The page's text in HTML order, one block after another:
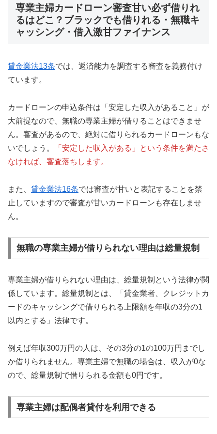
専業主婦カードローン審査甘い必ず借りれ
るはどこ？ブラックでも借りれる・無職キ
ャッシング・借入激甘ファイナンス
貸金業法13条では、返済能力を調査する審査を義務付け
ています。
カードローンの申込条件は「安定した収入があること」が
大前提なので、無職の専業主婦が借りることはできませ
ん。審査があるので、絶対に借りられるカードローンもな
いでしょう。
「安定した収入がある」という条件を満たさ
なければ、審査落ちします。
また、 貸金業法16条では審査が甘いと表記することを禁
止していますので審査が甘いカードローンも存在しませ
ん。
無職の専業主婦が借りられない理由は総量規制
専業主婦が借りられない理由は、総量規制という法律が関
係しています。総量規制とは、「貸金業者、クレジットカ
ードのキャッシングで借りられる上限額を年収の3分の1
以内とする」法律です。
例えば年収300万円の人は、その3分の1の100万円までし
か借りられません。専業主婦で無職の場合は、収入が0な
ので、総量規制で借りられる金額も0円です。
専業主婦は配偶者貸付を利用できる